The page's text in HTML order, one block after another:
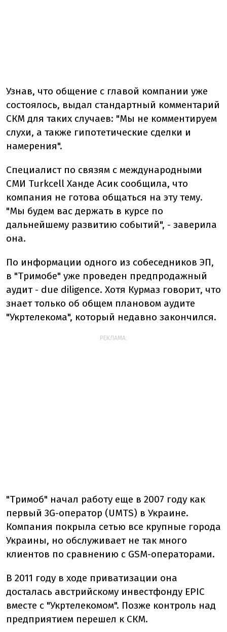
Узнав, что общение с главой компании уже
состоялось, выдал стандартный комментарий
СКМ для таких случаев: "Мы не комментируем
слухи, а также гипотетические сделки и
намерения".
Специалист по связям с международными
СМИ Turkcell Ханде Асик сообщила, что
компания не готова общаться на эту тему.
"Мы будем вас держать в курсе по
дальнейшему развитию событий", - заверила
она.
По информации одного из собеседников ЭП,
в "Тримобе" уже проведен предпродажный
аудит - due diligence. Хотя Курмаз говорит, что
знает только об общем плановом аудите
"Укртелекома", который недавно закончился.
РЕКЛАМА:
"Тримоб" начал работу еще в 2007 году как
первый 3G-оператор (UMTS) в Украине.
Компания покрыла сетью все крупные города
Украины, но обслуживает не так много
клиентов по сравнению с GSM-операторами.
В 2011 году в ходе приватизации она
досталась австрийскому инвестфонду EPIC
вместе с "Укртелекомом". Позже контроль над
предприятием перешел к СКМ.